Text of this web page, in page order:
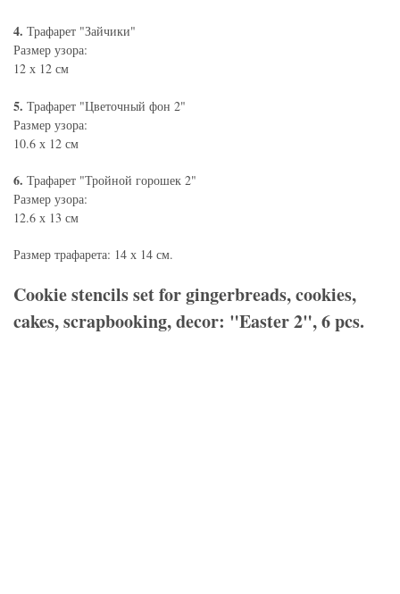
4. Трафарет "Зайчики"
Размер узора:
12 х 12 см
5. Трафарет "Цветочный фон 2"
Размер узора:
10.6 х 12 см
6. Трафарет "Тройной горошек 2"
Размер узора:
12.6 х 13 см
Размер трафарета: 14 х 14 см.
Cookie stencils set for gingerbreads, cookies,
cakes, scrapbooking, decor: "Easter 2", 6 pcs.